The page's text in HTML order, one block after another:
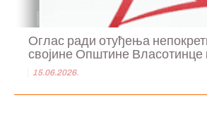
Оглас ради отуђења
својине Општине Власотинце
15.06.2026.